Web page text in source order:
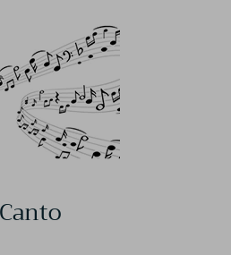
Canto